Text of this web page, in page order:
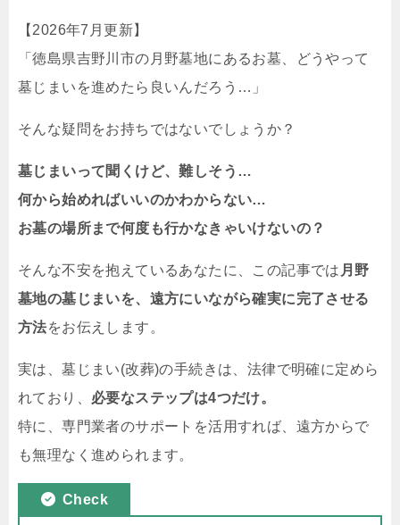
【2026年7月更新】
「徳島県吉野川市の月野墓地にあるお墓、どうやって
墓じまいを進めたら良いんだろう…」
そんな疑問をお持ちではないでしょうか？
墓じまいって聞くけど、難しそう…
何から始めればいいのかわからない…
お墓の場所まで何度も行かなきゃいけないの？
そんな不安を抱えているあなたに、この記事では 月野
墓地の墓じまいを、遠方にいながら確実に完了させる
方法をお伝えします。
実は、墓じまい(改葬)の手続きは、法律で明確に定めら
れており、 必要なステップは4つだけ。
特に、専門業者のサポートを活用すれば、遠方からで
も無理なく進められます。
Check